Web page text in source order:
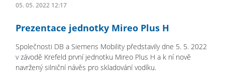
05. 05. 2022 12:17
Prezentace jednotky Mireo Plus H
Společnosti DB a Siemens Mobility představily dne 5. 5. 2022
v závodě Krefeld první jednotku Mireo Plus H a k ní nově
navržený silniční návěs pro skladování vodíku.